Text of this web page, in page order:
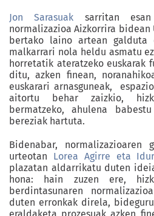
Jon Sarasuak sarritan
normalizazioa Aizkorrira
bertako laino artean galduta
malkarrari nola heldu asmatu
horretatik ateratzeko euskarak
ditu, azken finean,
euskarari arnasguneak,
aitortu behar zaizkio,
bermatzeko, ahulena
bereziak hartuta.
Bidenabar, normalizazioaren
urteotan Lorea Agirre eta
plazatan aldarrikatu duten
hona: hain zuzen ere,
berdintasunaren
duten erronkak direla,